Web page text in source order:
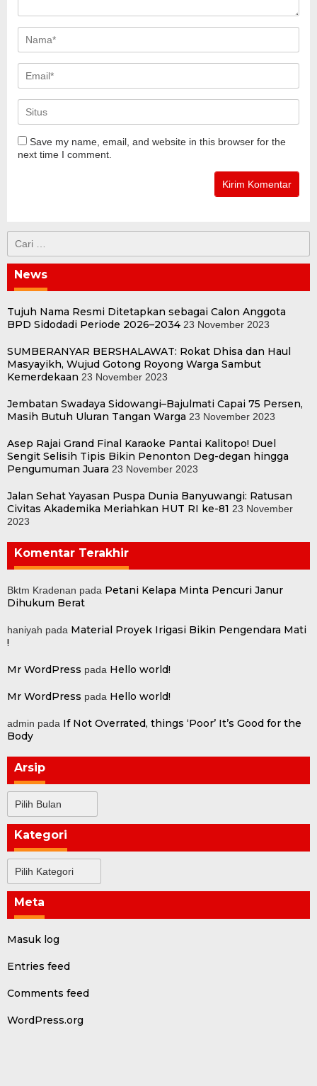
Save my name, email, and website in this browser for the
next time I comment.
untuk:
News
Tujuh Nama Resmi Ditetapkan sebagai Calon Anggota
BPD Sidodadi Periode 2026–2034 23 November 2023
SUMBERANYAR BERSHALAWAT: Rokat Dhisa dan Haul
Masyayikh, Wujud Gotong Royong Warga Sambut
Kemerdekaan 23 November 2023
Jembatan Swadaya Sidowangi–Bajulmati Capai 75 Persen,
Masih Butuh Uluran Tangan Warga 23 November 2023
Asep Rajai Grand Final Karaoke Pantai Kalitopo! Duel
Sengit Selisih Tipis Bikin Penonton Deg-degan hingga
Pengumuman Juara 23 November 2023
Jalan Sehat Yayasan Puspa Dunia Banyuwangi: Ratusan
Civitas Akademika Meriahkan HUT RI ke-81 23 November
2023
Komentar Terakhir
Bktm Kradenan pada Petani Kelapa Minta Pencuri Janur
Dihukum Berat
haniyah pada Material Proyek Irigasi Bikin Pengendara Mati
!
Mr WordPress pada Hello world!
Mr WordPress pada Hello world!
admin pada If Not Overrated, things ‘Poor’ It’s Good for the
Body
Arsip
Kategori
Meta
Masuk log
Entries feed
Comments feed
WordPress.org